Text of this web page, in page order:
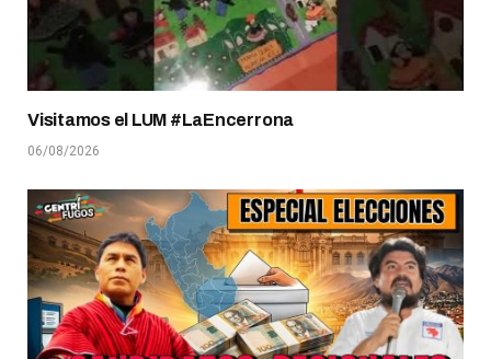
Visitamos el LUM #LaEncerrona
06/08/2026